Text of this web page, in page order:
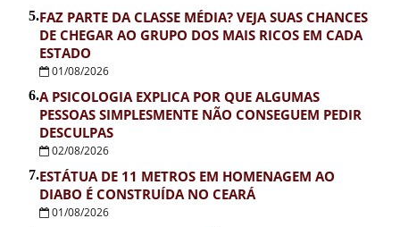
5.FAZ PARTE DA CLASSE MÉDIA? VEJA SUAS CHANCES
DE CHEGAR AO GRUPO DOS MAIS RICOS EM CADA
ESTADO
01/08/2026
6.A PSICOLOGIA EXPLICA POR QUE ALGUMAS
PESSOAS SIMPLESMENTE NÃO CONSEGUEM PEDIR
DESCULPAS
02/08/2026
7.ESTÁTUA DE 11 METROS EM HOMENAGEM AO
DIABO É CONSTRUÍDA NO CEARÁ
01/08/2026